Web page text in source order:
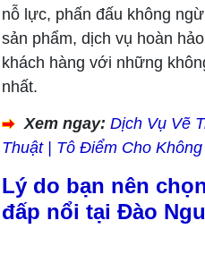
nỗ lực, phấn đấu không
sản phẩm, dịch vụ hoàn
khách hàng với những
nhất.
Xem ngay: Dịch Vụ Vẽ
Thuật | Tô Điểm Cho
Lý do bạn nên
đấp nổi tại Đào